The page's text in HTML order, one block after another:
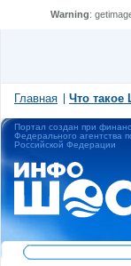
Warning:
Главная Что
Портал создан при
Федерального агентства
Российской Федерации